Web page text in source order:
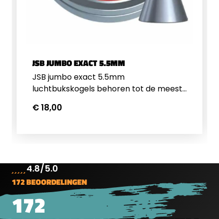
JSB JUMBO EXACT 5.5MM
JSB jumbo exact 5.5mm
luchtbukskogels behoren tot de meest
luchtbukskogeltjes op de markt. Deze
€ 18,00
4.8/5.0
172 BEOORDELINGEN
172